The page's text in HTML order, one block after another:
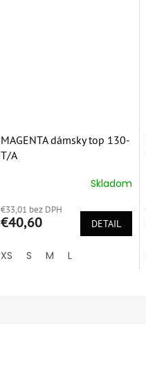
MAGENTA dámsky top 130-
T/A
produktu
je
z
Skladom
€33,01 bez DPH
€40,60 DETAIL
XS S M L